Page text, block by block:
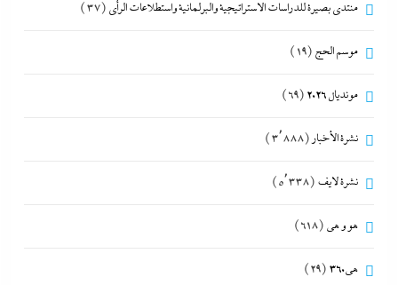
منتدى بصيرة للدراسات الاستراتيجية والبرلمانية واستطلاعات الرأى (37)
موسم الحج (19)
مونديال 2026 (69)
نشرة الأخبار (3٬888)
نشرة لايف (5٬338)
هو و هي (618)
هى360 (29)